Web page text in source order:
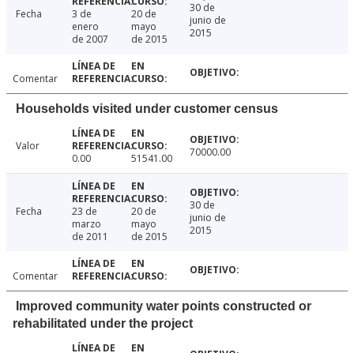
Fecha
3 de
enero
de 2007
20 de
mayo
de 2015
30 de
junio de
2015
Comentar
Households visited under customer census
Valor
0.00
51541.00 70000.00
Fecha
23 de
marzo
de 2011
20 de
mayo
de 2015
30 de
junio de
2015
Comentar
Improved community water points constructed or
rehabilitated under the project